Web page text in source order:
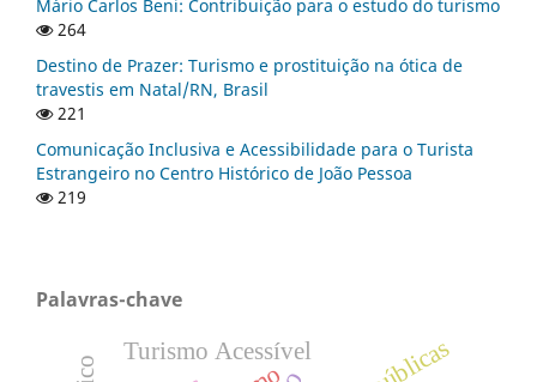
Mário Carlos Beni: Contribuição para o estudo do turismo
264
Destino de Prazer: Turismo e prostituição na ótica de
travestis em Natal/RN, Brasil
221
Comunicação Inclusiva e Acessibilidade para o Turista
Estrangeiro no Centro Histórico de João Pessoa
219
Palavras-chave
Turismo Acessível